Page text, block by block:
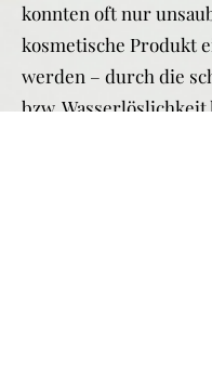
konnten oft nur
kosmetische Produkt
werden – durch die
bzw. Wasserlöslichkeit